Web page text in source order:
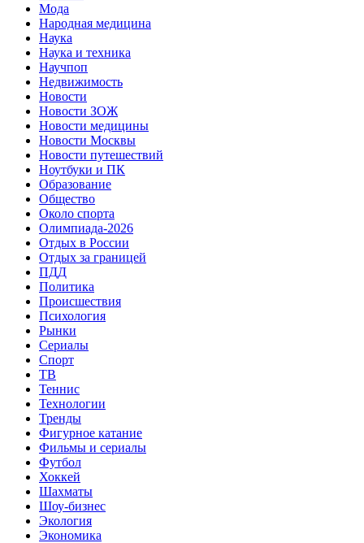
Мода
Народная медицина
Наука
Наука и техника
Научпоп
Недвижимость
Новости
Новости ЗОЖ
Новости медицины
Новости Москвы
Новости путешествий
Ноутбуки и ПК
Образование
Общество
Около спорта
Олимпиада-2026
Отдых в России
Отдых за границей
ПДД
Политика
Происшествия
Психология
Рынки
Сериалы
Спорт
ТВ
Теннис
Технологии
Тренды
Фигурное катание
Фильмы и сериалы
Футбол
Хоккей
Шахматы
Шоу-бизнес
Экология
Экономика